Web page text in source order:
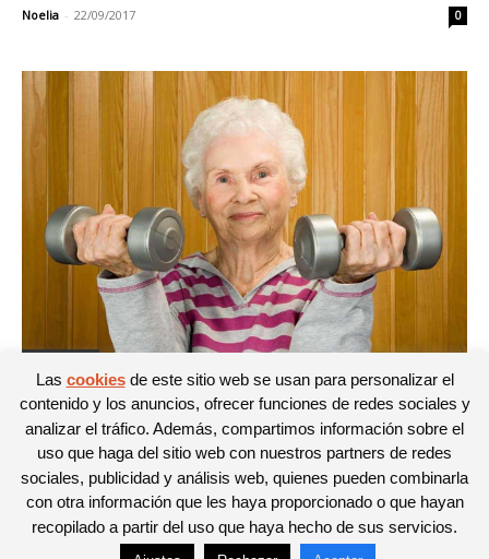
Noelia - 22/09/2017 0
Curiosidades
¿Cómo debe ser una buena mesa para la
nutrición del adulto mayor?
Jose Carlos Garcia Piñeiro - 16/10/2016
Las cookiesde este sitio web se usan para personalizar el
contenido y los anuncios, ofrecer funciones de redes sociales y
analizar el tráfico. Además, compartimos información sobre el
uso que haga del sitio web con nuestros partners de redes
sociales, publicidad y análisis web, quienes pueden combinarla
con otra información que les haya proporcionado o que hayan
recopilado a partir del uso que haya hecho de sus servicios.